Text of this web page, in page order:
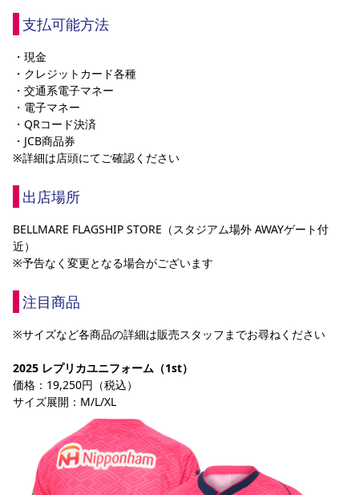
DAZNで観戦
アウェイツアー
よくある質問
よくある質問
スポーツクラブ
関連団体/施設
長居公園 セレッソフットサルパーク
セレッソスポーツパーク舞洲
セレッソ大阪アカデミー 子供のサッカースクール
大人のサッカースクール その他スポーツクラブ
支払可能方法
・現金
・クレジットカード各種
・交通系電子マネー
・電子マネー
・QRコード決済
・JCB商品券
※詳細は店頭にてご確認ください
出店場所
BELLMARE FLAGSHIP STORE（スタジアム場外 AWAYゲート付
近）
※予告なく変更となる場合がございます
注目商品
※サイズなど各商品の詳細は販売スタッフまでお尋ねください
2025 レプリカユニフォーム（1st）
価格：19,250円（税込）
サイズ展開：M/L/XL